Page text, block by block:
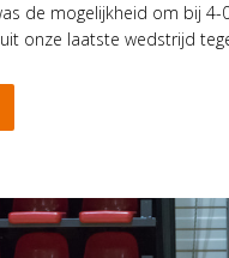
de mogelijkheid om bij
onze laatste wedstrijd